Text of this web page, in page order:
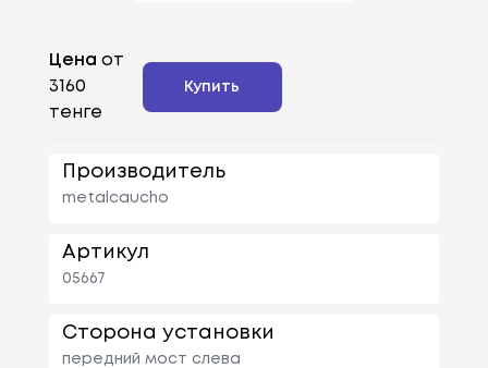
Цена от
3160
тенге
Купить
Производитель
metalcaucho
Артикул
05667
Сторона установки
передний мост слева